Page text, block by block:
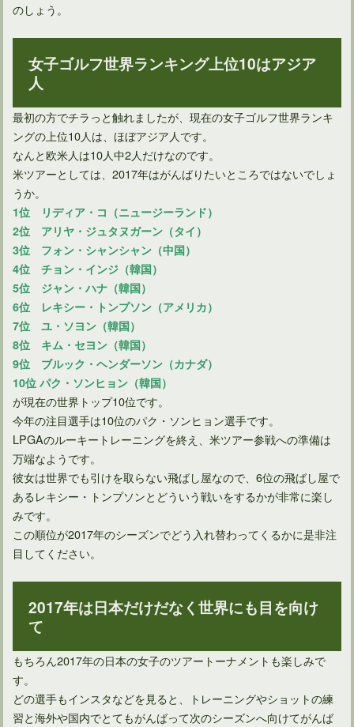
のしょう。
女子ゴルフ世界ランキング上位10はアジア
人
最初の方でチラっと触れましたが、現在の女子ゴルフ世界ランキ
ングの上位10人は、ほぼアジア人です。
なんと欧米人は10人中2人だけなのです。
米ツアーとしては、2017年はがんばりたいところではないでしょ
うか。
1位 リディア・コ（ニュージーランド）
2位 アリヤ・ジュタヌガーン（タイ）
3位 フォン・シャンシャン（中国）
4位 チョン・インジ（韓国）
5位 ジャン・ハナ（韓国）
6位 レキシー・トンプソン（アメリカ）
7位 ユ・ソヨン（韓国）
8位 キム・セヨン（韓国）
9位 ブルック・ヘンダーソン（カナダ）
10位 パク・ソンヒョン（韓国）
が現在の世界トップ10位です。
今年の注目選手は10位のパク・ソンヒョン選手です。
LPGAのルーキートレーニングを終え、米ツアー参戦への準備は
万端なようです。
彼女は世界でも引けを取らない飛ばし屋なので、6位の飛ばし屋で
あるレキシー・トンプソンとどういう戦いをするかが非常に楽し
みです。
この順位が2017年のシーズンでどう入れ替わってくるかに是非注
目してください。
2017年は日本だけだなく世界にも目を向け
て
もちろん2017年の日本の女子のツアートーナメントも楽しみで
す。
どの選手もインスタなどを見ると、トレーニングやショットの練
習と海外や国内でとてもがんばって次のシーズンへ向けてがんば